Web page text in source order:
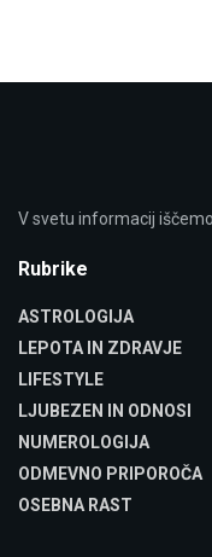
V svetu informacij
Rubrike
ASTROLOGIJA
LEPOTA IN ZDRAVJE
LIFESTYLE
LJUBEZEN IN ODNOSI
NUMEROLOGIJA
ODMEVNO PRIPOROČA
OSEBNA RAST